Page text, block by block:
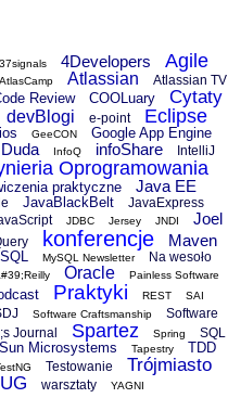
37signals 4Developers Agile
AtlasCamp Atlassian Atlassian TV
Review COOLuary Cytaty
devBlogi e-point Eclipse
GeeCON Google App Engine
InfoQ infoShare
IntelliJ
Oprogramowania
praktyczne Java EE
JavaBlackBelt JavaExpress
JDBC Jersey JNDI
Joel
konferencje Maven
MySQL Newsletter Na wesoło
Oracle Painless Software
Praktyki REST SAI
Software Craftsmanship
Software
Journal
Spartez Spring SQL
Sun Microsystems Tapestry TDD
Testowanie
Trójmiasto
warsztaty YAGNI